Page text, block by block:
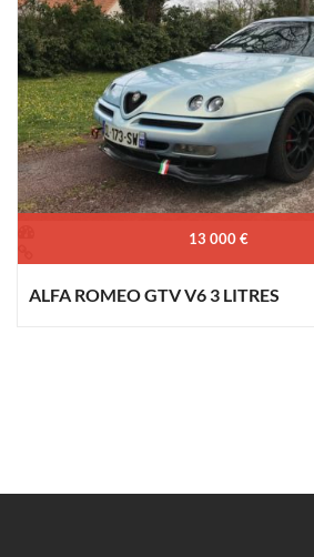
13 000 €
ALFA ROMEO GTV V6 3 LITRES